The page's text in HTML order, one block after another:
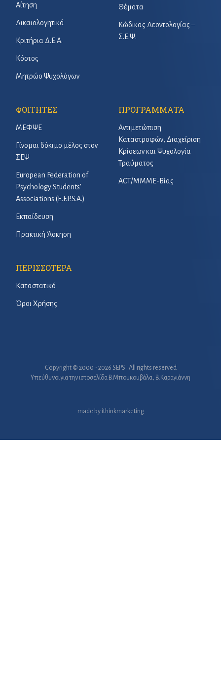
Θέματα
Κώδικας Δεοντολογίας –
Σ.Ε.Ψ.
Αίτηση
Δικαιολογητικά
Κριτήρια Δ.Ε.Α.
Κόστος
Μητρώο Ψυχολόγων
ΦΟΙΤΗΤΕΣ
ΜΕΦΨΕ
Γίνομαι δόκιμο μέλος στον
ΣΕΨ
European Federation of
Psychology Students’
Associations (E.F.P.S.A.)
Εκπαίδευση
Πρακτική Άσκηση
ΠΡΟΓΡΑΜΜΑΤΑ
Αντιμετώπιση
Καταστροφών, Διαχείριση
Κρίσεων και Ψυχολογία
Τραύματος
ACT/ΜΜΜΕ-Βίας
ΠΕΡΙΣΣΟΤΕΡΑ
Καταστατικό
Όροι Χρήσης
Copyright © 2000 - 2026 SEPS . All rights reserved
Υπεύθυνοι για την ιστοσελίδα B.Μπουκουβάλα, Β.Καραγιάννη
made by ithinkmarketing